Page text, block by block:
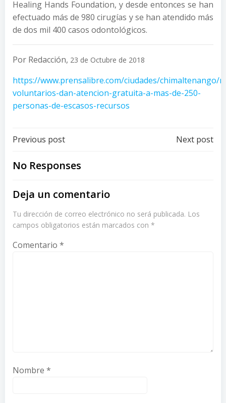
Healing Hands Foundation, y desde entonces se han
efectuado más de 980 cirugías y se han atendido más
de dos mil 400 casos odontológicos.
Por Redacción, 23 de Octubre de 2018
https://www.prensalibre.com/ciudades/chimaltenango/
voluntarios-dan-atencion-gratuita-a-mas-de-250-
personas-de-escasos-recursos
Post
navigation
Previous post Next post
No Responses
Deja un comentario
Tu dirección de correo electrónico no será publicada. Los
campos obligatorios están marcados con *
Comentario *
Nombre *